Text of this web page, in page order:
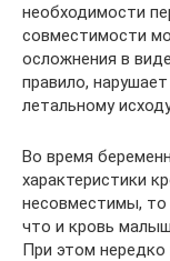
необходимости
совместимости
осложнения в
правило,
летальному
Во время
характеристики
несовместимы, то
что и кровь
При этом нередко